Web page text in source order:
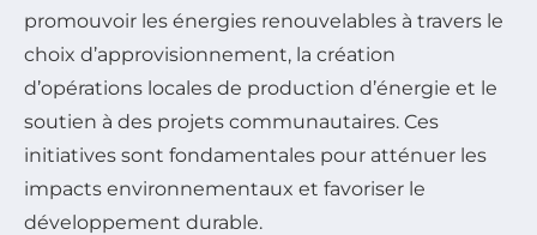
promouvoir les énergies renouvelables à travers le
choix d’approvisionnement, la création
d’opérations locales de production d’énergie et le
soutien à des projets communautaires. Ces
initiatives sont fondamentales pour atténuer les
impacts environnementaux et favoriser le
développement durable.